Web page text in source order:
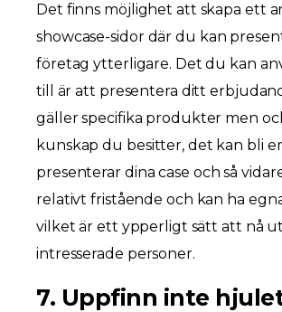
Det finns möjlighet att skapa ett
showcase-sidor där du kan
företag ytterligare. Det du kan
till är att presentera ditt
gäller specifika produkter men
kunskap du besitter, det kan bli
presenterar dina case och så
relativt fristående och kan ha
vilket är ett ypperligt sätt att nå ut
intresserade personer.
7. Uppfinn inte